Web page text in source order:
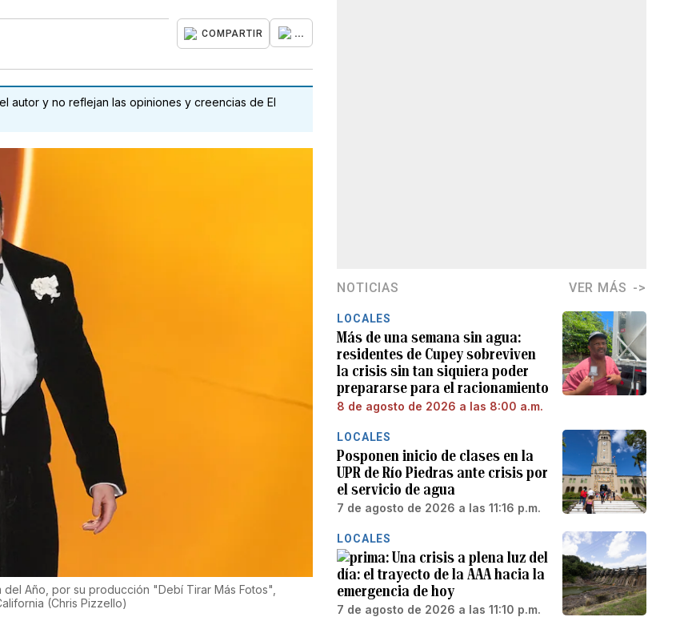
COMPARTIR ...
autor y no reflejan las opiniones y creencias de El
Año, por su producción "Debí Tirar Más Fotos",
(Chris Pizzello)
NOTICIAS VER MÁS
LOCALES
Más de una semana sin agua:
residentes de Cupey sobreviven
la crisis sin tan siquiera poder
prepararse para el racionamiento
8 de agosto de 2026 a las 8:00 a.m.
LOCALES
Posponen inicio de clases en la
UPR de Río Piedras ante crisis por
el servicio de agua
7 de agosto de 2026 a las 11:16 p.m.
LOCALES
Una crisis a plena luz del
día: el trayecto de la AAA hacia la
emergencia de hoy
7 de agosto de 2026 a las 11:10 p.m.